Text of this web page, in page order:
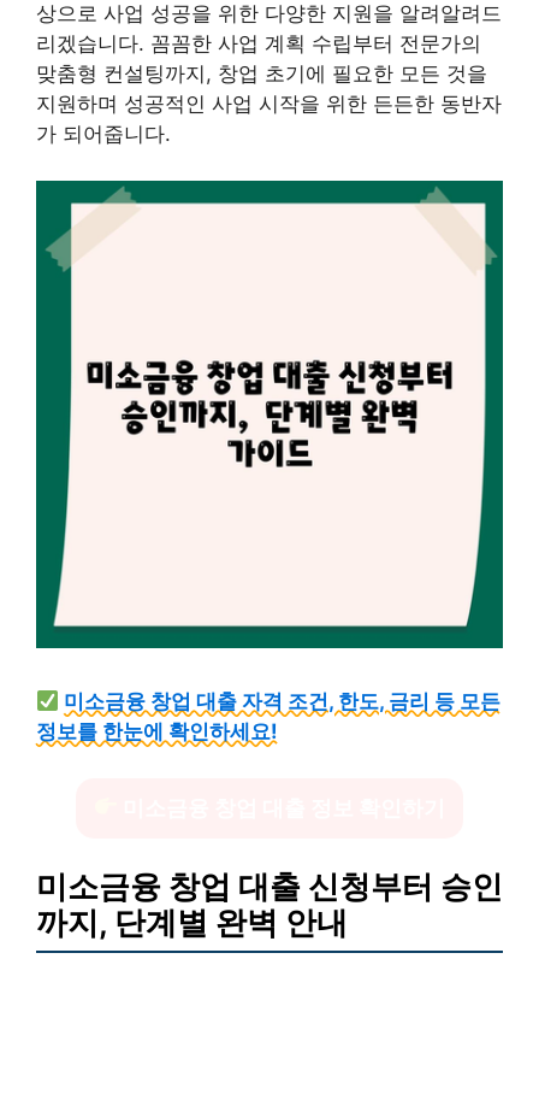
상으로 사업 성공을 위한 다양한 지원을 알려알려드
리겠습니다. 꼼꼼한 사업 계획 수립부터 전문가의
맞춤형 컨설팅까지, 창업 초기에 필요한 모든 것을
지원하며 성공적인 사업 시작을 위한 든든한 동반자
가 되어줍니다.
미소금융 창업 대출 자격 조건, 한도, 금리 등 모든
정보를 한눈에 확인하세요!
미소금융 창업 대출 신청부터 승인
까지, 단계별 완벽 안내